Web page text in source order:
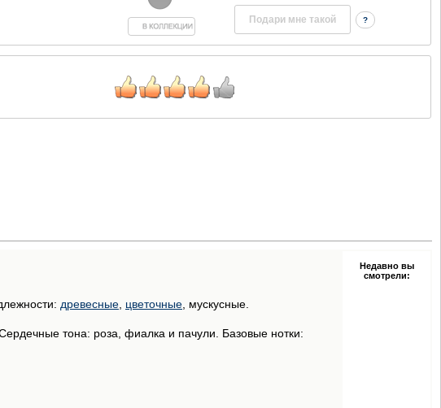
?
древесные цветочные , мускусные.
тона: роза, фиалка и пачули. Базовые нотки:
Недавно вы
смотрели: